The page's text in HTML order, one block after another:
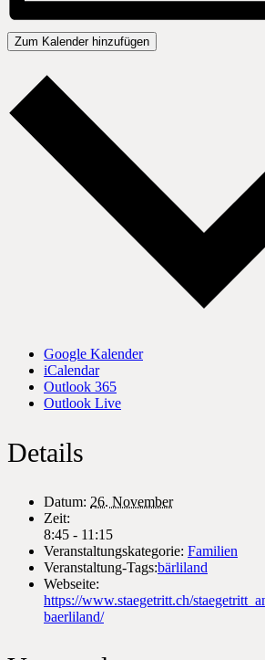
Zum Kalender hinzufügen
Google Kalender
iCalendar
Outlook 365
Outlook Live
Details
Datum: 26. November
Zeit:
8:45 - 11:15
Veranstaltungskategorie: Familien
Veranstaltung-Tags:bärliland
Webseite:
https://www.staegetritt.ch/
baerliland/